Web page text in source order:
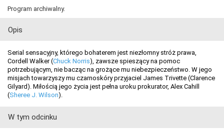
Program archiwalny.
Opis
Serial sensacyjny, którego bohaterem jest niezłomny stróż prawa,
Cordell Walker (Chuck Norris), zawsze spieszący na pomoc
potrzebującym, nie bacząc na grożące mu niebezpieczeństwo. W jego
misjach towarzyszy mu czarnoskóry przyjaciel James Trivette (Clarence
Gilyard). Miłością jego życia jest pełna uroku prokurator, Alex Cahill
(Sheree J. Wilson).
W tym odcinku